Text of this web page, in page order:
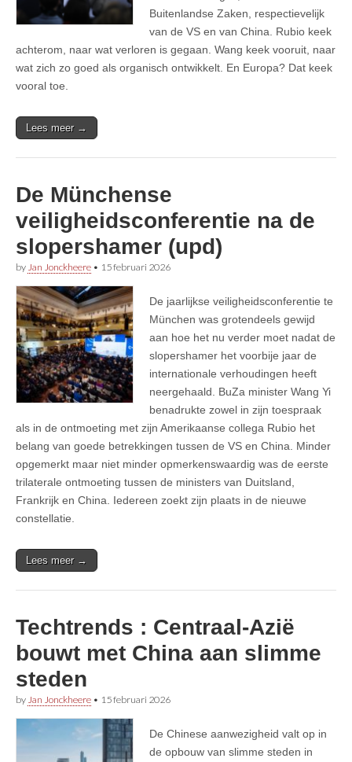
Buitenlandse Zaken, respectievelijk
van de VS en van China. Rubio keek
achterom, naar wat verloren is gegaan. Wang keek vooruit, naar
wat zich zo goed als organisch ontwikkelt. En Europa? Dat keek
vooral toe.
Lees meer →
De Münchense
veiligheidsconferentie na de
slopershamer (upd)
by Jan Jonckheere • 15 februari 2026
De jaarlijkse veiligheidsconferentie te
München was grotendeels gewijd
aan hoe het nu verder moet nadat de
slopershamer het voorbije jaar de
internationale verhoudingen heeft
neergehaald. BuZa minister Wang Yi
benadrukte zowel in zijn toespraak
als in de ontmoeting met zijn Amerikaanse collega Rubio het
belang van goede betrekkingen tussen de VS en China. Minder
opgemerkt maar niet minder opmerkenswaardig was de eerste
trilaterale ontmoeting tussen de ministers van Duitsland,
Frankrijk en China. Iedereen zoekt zijn plaats in de nieuwe
constellatie.
Lees meer →
Techtrends : Centraal-Azië
bouwt met China aan slimme
steden
by Jan Jonckheere • 15 februari 2026
De Chinese aanwezigheid valt op in
de opbouw van slimme steden in